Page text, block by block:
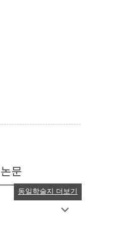
문
동일학술지 더보기